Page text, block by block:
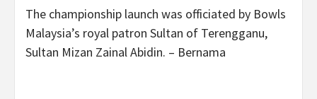
The championship launch was officiated by Bowls
Malaysia’s royal patron Sultan of Terengganu,
Sultan Mizan Zainal Abidin. – Bernama